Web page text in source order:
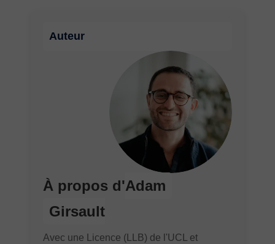
Auteur
À propos d'Adam
Girsault
Avec une Licence (LLB) de l'UCL et